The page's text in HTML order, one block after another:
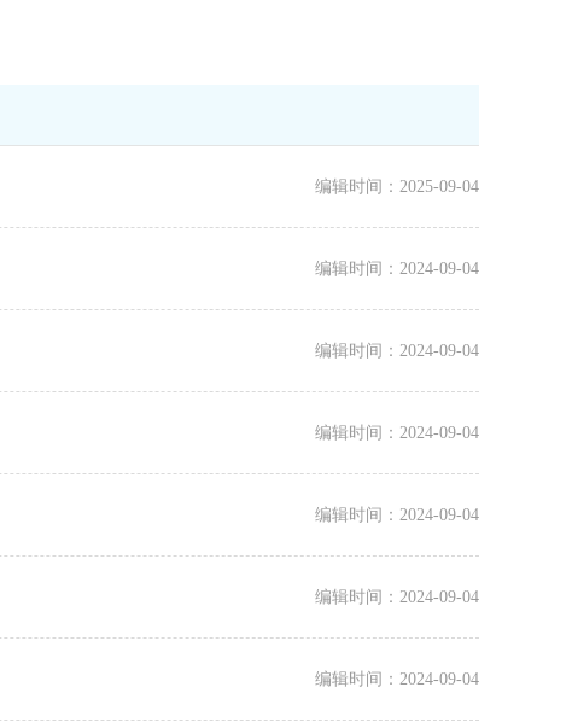
编辑时间：2025-09-04
编辑时间：2024-09-04
编辑时间：2024-09-04
编辑时间：2024-09-04
编辑时间：2024-09-04
编辑时间：2024-09-04
编辑时间：2024-09-04